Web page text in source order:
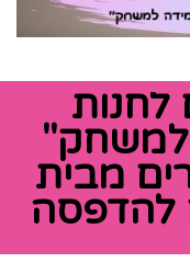
לחנות
למשחק"
מבית
להדפסה